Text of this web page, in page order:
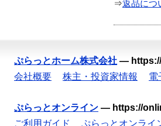
⇒返品につ
ぷらっとホーム株式会社 —
会社概要
株主・投資家情報 電
ぷらっとオンライン — https://
ご利用ガイド
ぷらっとオンライ